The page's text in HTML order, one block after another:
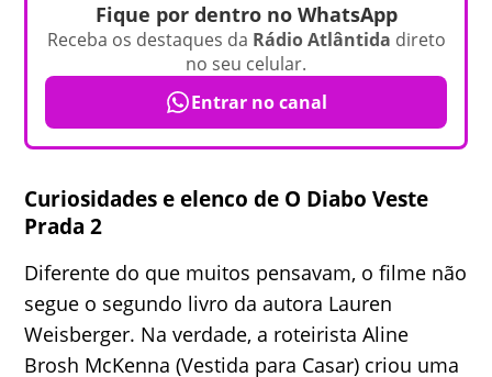
Fique por dentro no WhatsApp
Receba os destaques da Rádio Atlântida direto
no seu celular.
Entrar no canal
Curiosidades e elenco de O Diabo Veste
Prada 2
Diferente do que muitos pensavam, o filme não
segue o segundo livro da autora Lauren
Weisberger. Na verdade, a roteirista Aline
Brosh McKenna (Vestida para Casar) criou uma